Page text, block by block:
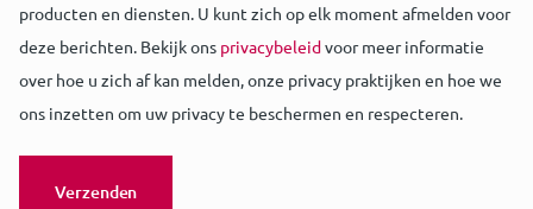
producten en diensten. U kunt zich op elk moment afmelden voor
deze berichten. Bekijk ons privacybeleidvoor meer informatie
over hoe u zich af kan melden, onze privacy praktijken en hoe we
ons inzetten om uw privacy te beschermen en respecteren.